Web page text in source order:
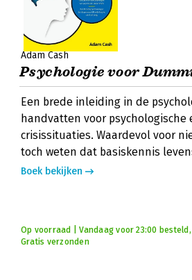
Adam Cash
Psychologie voor
Een brede inleiding in de
handvatten voor psychologische
crisissituaties. Waardevol voor
toch weten dat basiskennis
Boek bekijken
Op voorraad | Vandaag voor 23:00
Gratis verzonden